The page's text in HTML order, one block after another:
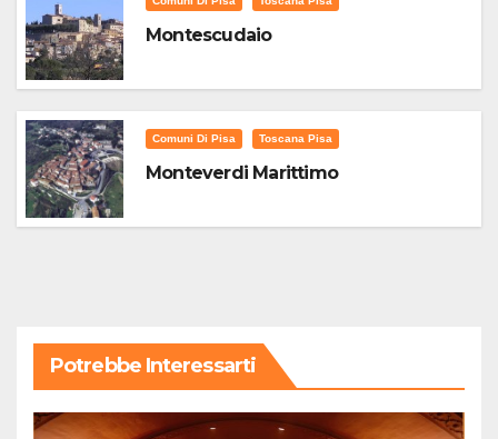
Montescudaio
Comuni Di Pisa Toscana Pisa
Monteverdi Marittimo
Potrebbe Interessarti